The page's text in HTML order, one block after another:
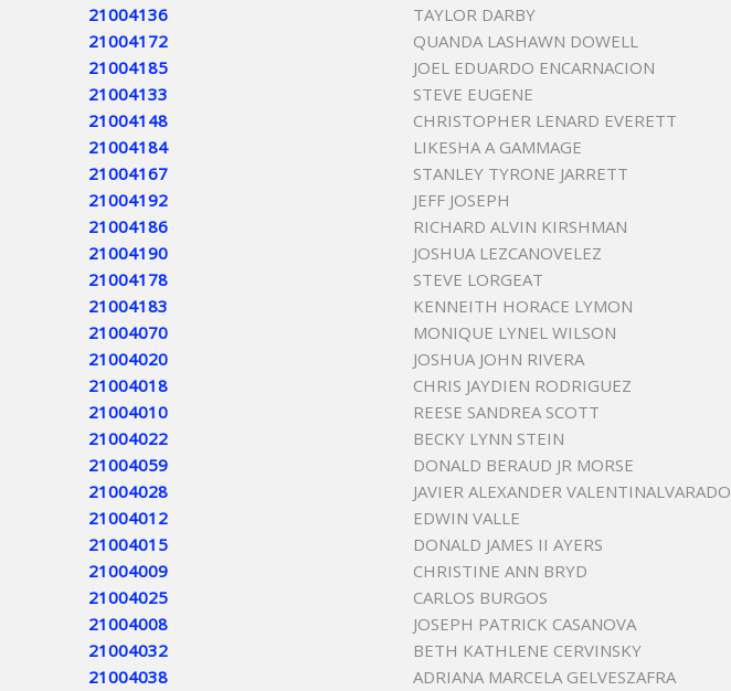
21004136
TAYLOR DARBY
21004172
QUANDA LASHAWN DOWELL
21004185
JOEL EDUARDO ENCARNACION
21004133
STEVE EUGENE
21004148
CHRISTOPHER LENARD EVERETT
21004184
LIKESHA A GAMMAGE
21004167
STANLEY TYRONE JARRETT
21004192
JEFF JOSEPH
21004186
RICHARD ALVIN KIRSHMAN
21004190
JOSHUA LEZCANOVELEZ
21004178
STEVE LORGEAT
21004183
KENNEITH HORACE LYMON
21004070
MONIQUE LYNEL WILSON
21004020
JOSHUA JOHN RIVERA
21004018
CHRIS JAYDIEN RODRIGUEZ
21004010
REESE SANDREA SCOTT
21004022
BECKY LYNN STEIN
21004059
DONALD BERAUD JR MORSE
21004028
JAVIER ALEXANDER VALENTINALVARADO
21004012
EDWIN VALLE
21004015
DONALD JAMES II AYERS
21004009
CHRISTINE ANN BRYD
21004025
CARLOS BURGOS
21004008
JOSEPH PATRICK CASANOVA
21004032
BETH KATHLENE CERVINSKY
21004038
ADRIANA MARCELA GELVESZAFRA